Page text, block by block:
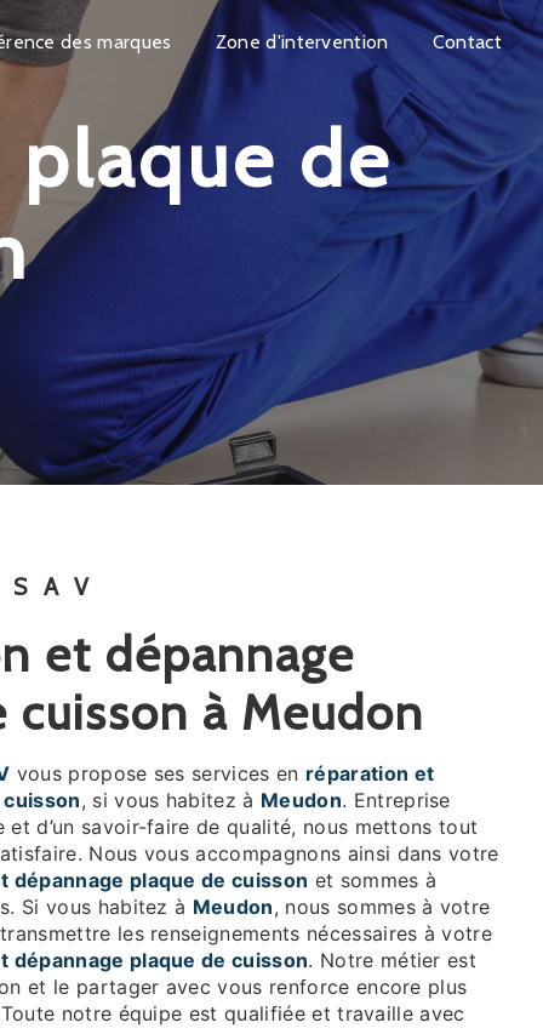
des marques Zone d'intervention Contact
SAV
cuisson à Meudon
vous propose ses services en réparation et
, si vous habitez à Meudon. Entreprise
et d’un savoir-faire de qualité, nous mettons tout
Nous vous accompagnons ainsi dans votre
dépannage plaque de cuisson et sommes à
Si vous habitez à Meudon, nous sommes à votre
les renseignements nécessaires à votre
dépannage plaque de cuisson. Notre métier est
et le partager avec vous renforce encore plus
notre équipe est qualifiée et travaille avec